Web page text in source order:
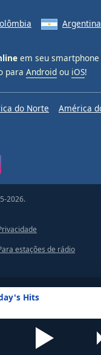
Hits
Argentina
em seu
para Android ou iOS!
do Norte América
2026.
estações de rádio